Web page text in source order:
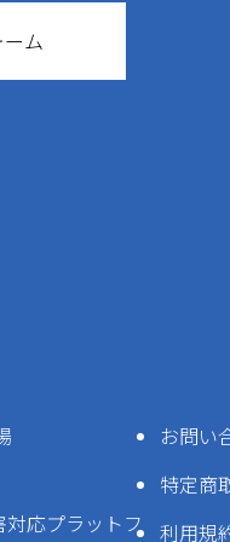
ム
応プラットフ
お問い
特定商
利用規